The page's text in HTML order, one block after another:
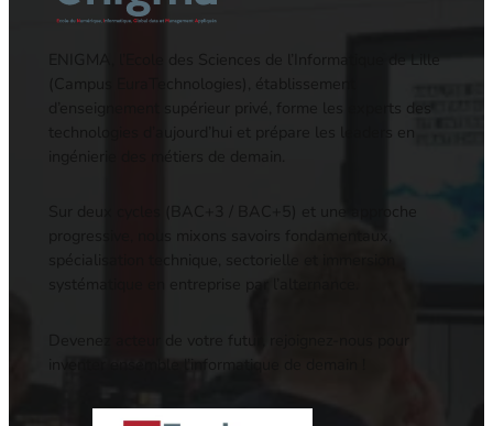
ENIGMA, l’Ecole des Sciences de l’Informatique de Lille
d’enseignement supérieur privé, forme les experts des
technologies d’aujourd’hui et prépare les leaders en
Sur deux cycles (BAC+3 / BAC+5) et une approche